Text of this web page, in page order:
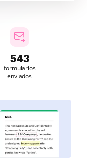
543
formularios
enviados